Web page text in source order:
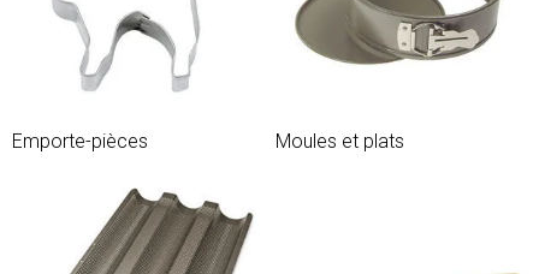
Emporte-pièces Moules et plats